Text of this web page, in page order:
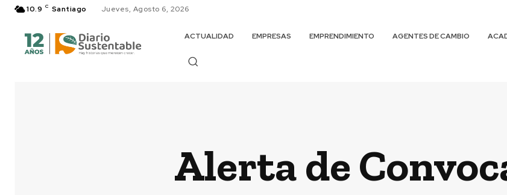
10.9 C Santiago Jueves, Agosto 6, 2026
ACTUALIDAD EMPRESAS EMPRENDIMIENTO AGENTES DE CAMBIO
Alerta de